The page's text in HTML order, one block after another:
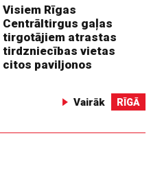
Visiem Rīgas
Centrāltirgus gaļas
tirgotājiem atrastas
tirdzniecības vietas
citos paviljonos
Vairāk RĪGĀ